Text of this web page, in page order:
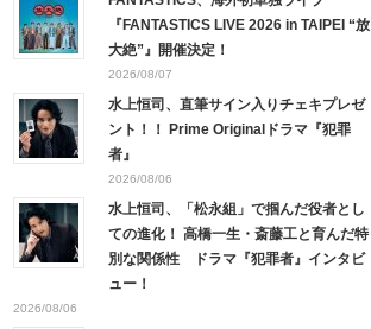
『FANTASTICS LIVE 2026 in TAIPEI “放
大絶”』開催決定！
2026/08/07
水上恒司、直筆サイン入りチェキプレゼ
ント！！ Prime Originalドラマ『犯罪
者』
2026/08/06
水上恒司、「松永組」で掴んだ役者とし
ての進化！ 高橋一生・斎藤工と育んだ特
別な関係性 ドラマ『犯罪者』インタビ
ュー！
2026/08/06